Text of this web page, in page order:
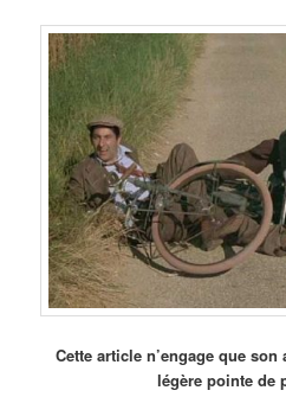
Cette article n’engage que
légère pointe de